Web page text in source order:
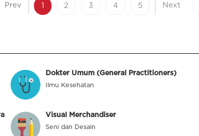
Prev 1 2 3 4 5 Next
Dokter Umum (General Practitioners)
Ilmu Kesehatan
Visual Merchandiser
Seni dan Desain